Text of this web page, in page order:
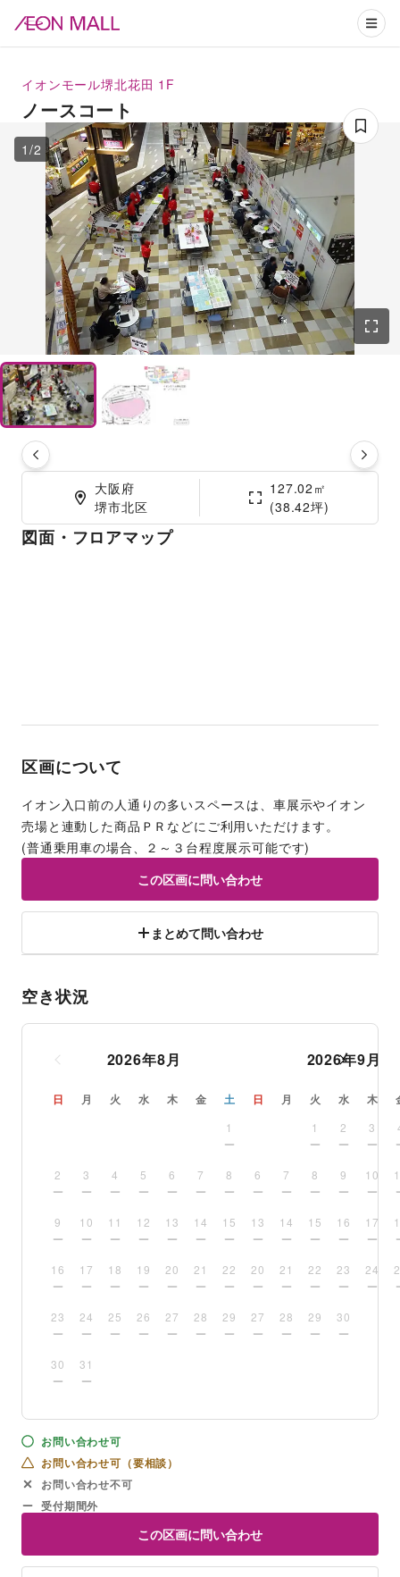
イオンモール堺北花田 1F
ノースコート
1 /2
大阪府
堺市北区
127.02㎡
(38.42坪)
図面・フロアマップ
区画について
イオン入口前の人通りの多いスペースは、車展示やイオン
売場と連動した商品ＰＲなどにご利用いただけます。
(普通乗用車の場合、２～３台程度展示可能です)
この区画に問い合わせ
まとめて問い合わせ
空き状況
2026年8月
日 月 火 水 木 金 土
1
2 3 4 5 6 7 8
9 10 11 12 13 14 15
16 17 18 19 20 21 22
23 24 25 26 27 28 29
30 31
2026年9月
日 月 火 水 木
1 2 3
6 7 8 9 10
13 14 15 16 17
20 21 22 23 24
27 28 29 30
お問い合わせ可
お問い合わせ可（要相談）
お問い合わせ不可
受付期間外
この区画に問い合わせ